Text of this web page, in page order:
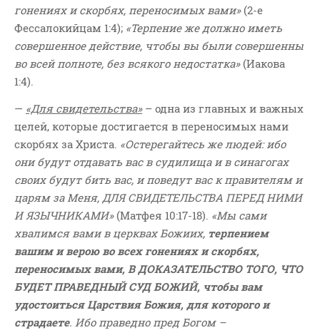
гонениях и скорбях, переносимых вами»(2-е
Фессалокийцам 1:4); «Терпение же должно иметь
совершенное действие, чтобы вы были совершенны
во всей полноте, без всякого недостатка»(Иакова
1:4).
— «Для свидетельства»– одна из главных и важных
целей, которые достигается в переносимых нами
скорбях за Христа. «Остерегайтесь же людей: ибо
они будут отдавать вас в судилища и в синагогах
своих будут бить вас, и поведут вас к правителям и
царям за Меня, ДЛЯ СВИДЕТЕЛЬСТВА ПЕРЕД НИМИ
И ЯЗЫЧНИКАМИ»(Матфея 10:17-18). «Мы сами
хвалимся вами в церквах Божиих, терпением
вашим и верою во всех гонениях и скорбях,
переносимых вами, В ДОКАЗАТЕЛЬСТВО ТОГО, ЧТО
БУДЕТ ПРАВЕДНЫЙ СУД БОЖИЙ, чтобы вам
удостоиться Царствия Божия, для которого и
страдаете. Ибо праведно пред Богом –